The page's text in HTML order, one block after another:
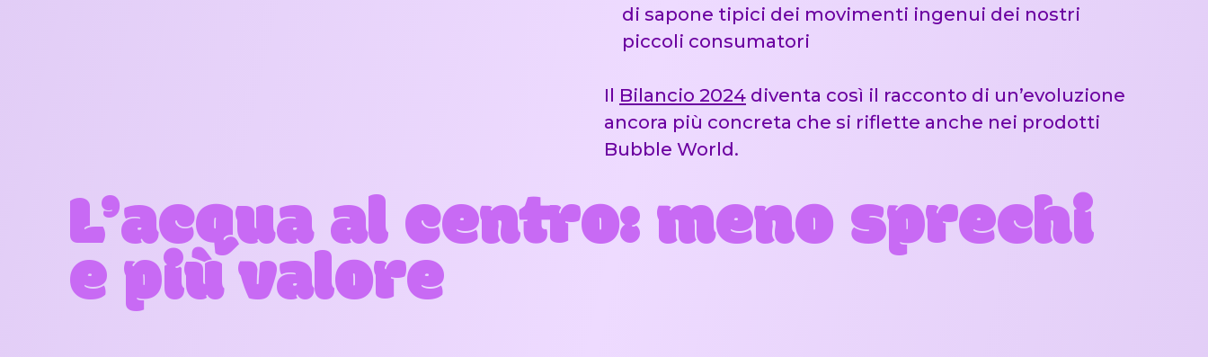
di sapone tipici dei movimenti ingenui dei nostri
piccoli consumatori
Il Bilancio 2024 diventa così il racconto di un’evoluzione
ancora più concreta che si riflette anche nei prodotti
Bubble World.
L’acqua al centro: meno sprechi
e più valore